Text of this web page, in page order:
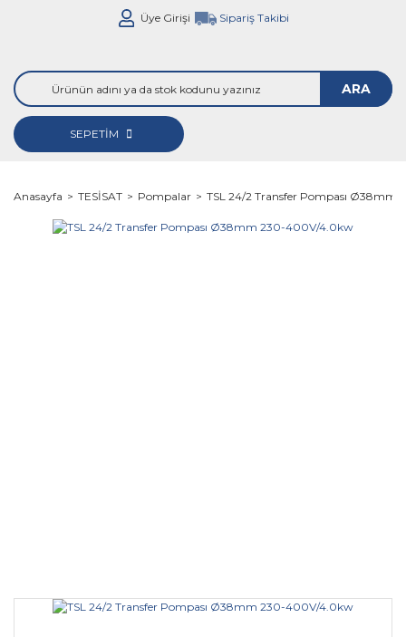
Üye Girişi Sipariş Takibi
ARA
SEPETİM
Anasayfa TESİSAT Pompalar TSL 24/2 Transfer Pompası